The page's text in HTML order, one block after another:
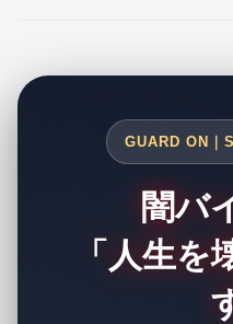
GUARD ON｜
闇バ
「人生を